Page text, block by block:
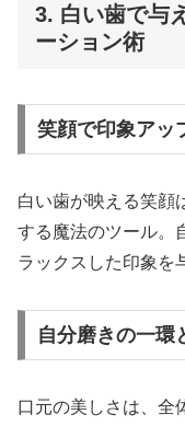
3. 白い歯で与
ーション術
笑顔で印象アッ
白い歯が映える笑顔
する魔法のツール。
ラックスした印象を
自分磨きの一環
口元の美しさは、全